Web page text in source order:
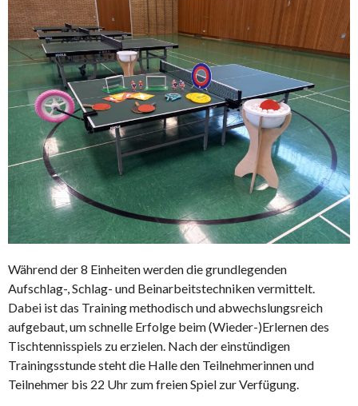
Während der 8 Einheiten werden die grundlegenden
Aufschlag-, Schlag- und Beinarbeitstechniken vermittelt.
Dabei ist das Training methodisch und abwechslungsreich
aufgebaut, um schnelle Erfolge beim (Wieder-)Erlernen des
Tischtennisspiels zu erzielen. Nach der einstündigen
Trainingsstunde steht die Halle den Teilnehmerinnen und
Teilnehmer bis 22 Uhr zum freien Spiel zur Verfügung.